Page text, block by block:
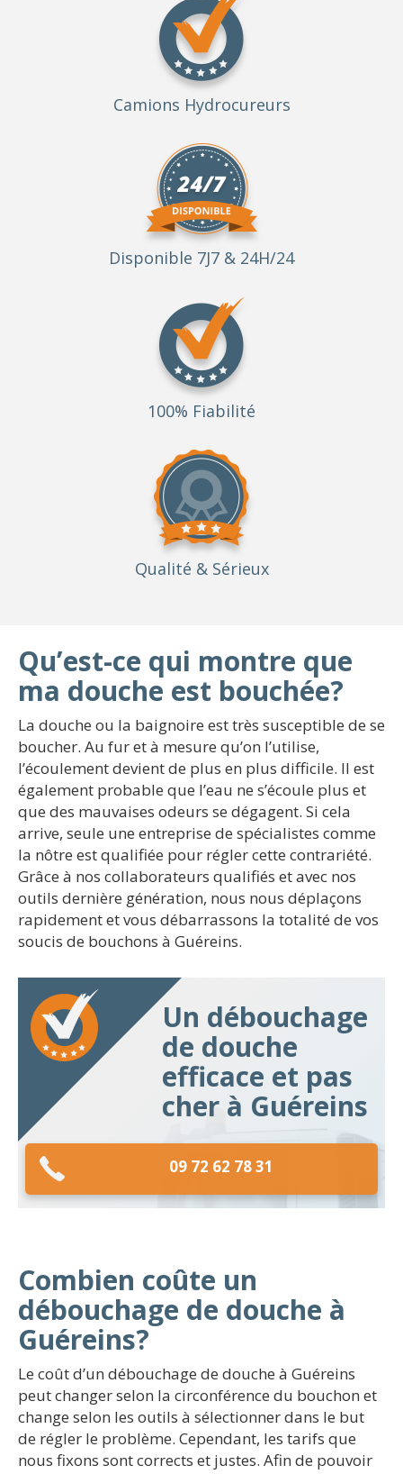
Camions Hydrocureurs
Disponible 7J7 & 24H/24
100% Fiabilité
Qualité & Sérieux
Qu’est-ce qui montre que
ma douche est bouchée?
La douche ou la baignoire est très susceptible de se
boucher. Au fur et à mesure qu’on l’utilise,
l’écoulement devient de plus en plus difficile. Il est
également probable que l’eau ne s’écoule plus et
que des mauvaises odeurs se dégagent. Si cela
arrive, seule une entreprise de spécialistes comme
la nôtre est qualifiée pour régler cette contrariété.
Grâce à nos collaborateurs qualifiés et avec nos
outils dernière génération, nous nous déplaçons
rapidement et vous débarrassons la totalité de vos
soucis de bouchons à Guéreins.
Un débouchage
de douche
efficace et pas
cher à Guéreins
09 72 62 78 31
Combien coûte un
débouchage de douche à
Guéreins?
Le coût d’un débouchage de douche à Guéreins
peut changer selon la circonférence du bouchon et
change selon les outils à sélectionner dans le but
de régler le problème. Cependant, les tarifs que
nous fixons sont corrects et justes. Afin de pouvoir